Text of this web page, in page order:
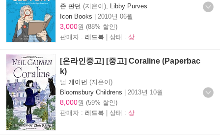
존 판던 (지은이), Libby Purves
Icon Books | 2010년 06월
3,000원 (88% 할인)
판매자 : 레드북 | 상태 : 상
[온라인중고] [중고] Coraline (Paperbac
k)
닐 게이먼 (지은이)
Bloomsbury Childrens | 2013년 10월
8,000원 (59% 할인)
판매자 : 레드북 | 상태 : 상